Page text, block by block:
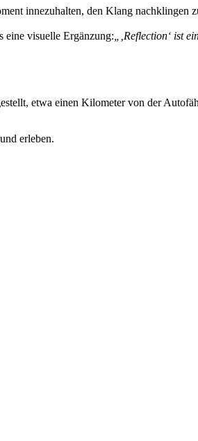
innezuhalten, den Klang nachklingen
eine visuelle Ergänzung: „‚Reflection‘ ist
etwa einen Kilometer von der
erleben.